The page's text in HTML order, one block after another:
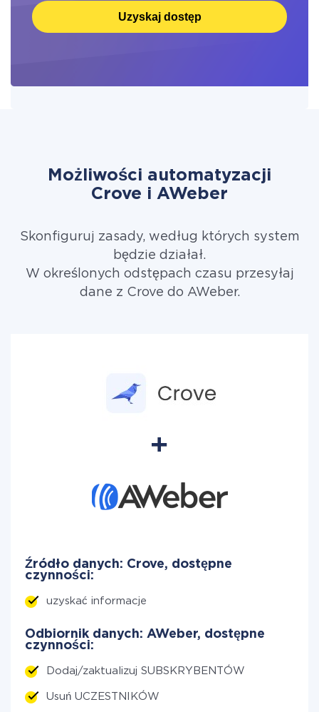
Uzyskaj dostęp
Możliwości automatyzacji
Crove i AWeber
Skonfiguruj zasady, według których system
będzie działał.
W określonych odstępach czasu przesyłaj
dane z Crove do AWeber.
Źródło danych: Crove, dostępne
czynności:
uzyskać informacje
Odbiornik danych: AWeber, dostępne
czynności:
Dodaj/zaktualizuj SUBSKRYBENTÓW
Usuń UCZESTNIKÓW